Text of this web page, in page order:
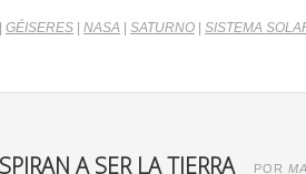
GÉISERES NASA SATURNO SISTEMA
A SER LA TIERRA POR